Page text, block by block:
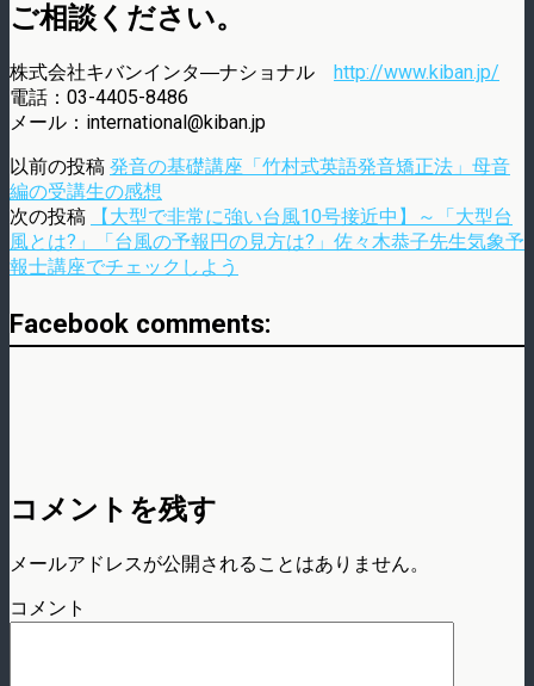
ご相談ください。
株式会社キバンインタ―ナショナル
http://www.kiban.jp/
電話：03-4405-8486
メール：international@kiban.jp
以前の投稿 発音の基礎講座「竹村式英語発音矯正法」母音
編の受講生の感想
次の投稿
【大型で非常に強い台風10号接近中】～「大型台
風とは?」「台風の予報円の見方は?」佐々木恭子先生気象予
報士講座でチェックしよう
Facebook comments:
コメントを残す
メールアドレスが公開されることはありません。
コメント